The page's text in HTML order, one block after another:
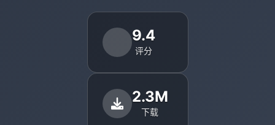
9.4
评分
2.3M
下载